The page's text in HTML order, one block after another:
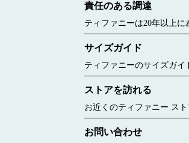
したのは1886年に遡ります
ルー バッグが、持続可能
見る
責任のある調達
ティファニーは20年以上
持って調達することに専
サイズガイド
ティファニーのサイズガ
リングのサイズをご確認く
ストアを訪れる
お近くのティファニー ス
コレクションなどをご覧
ちら
お問い合わせ